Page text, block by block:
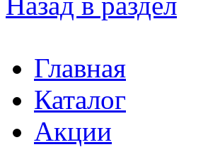
Главная
Каталог
Акции